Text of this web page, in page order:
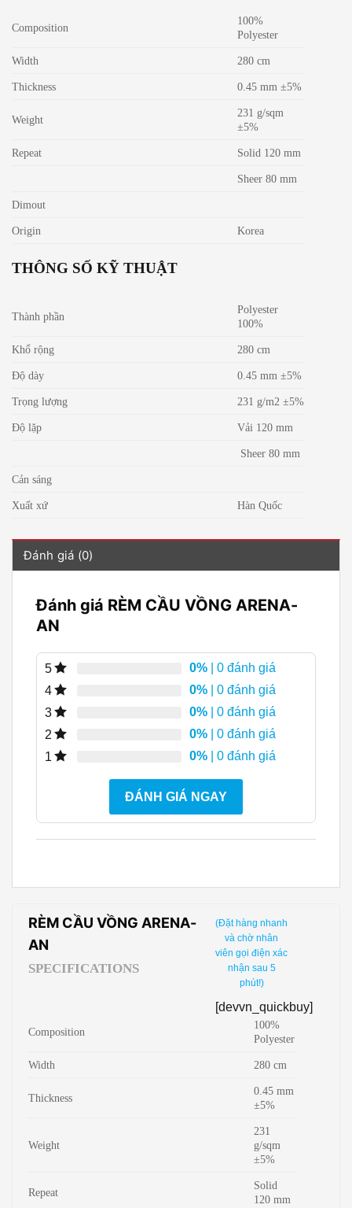
Composition
100%
Polyester
Width 280 cm
Thickness 0.45 mm ±5%
Weight
231 g/sqm
±5%
Repeat Solid 120 mm
Sheer 80 mm
Dimout
Origin Korea
THÔNG SỐ KỸ THUẬT
Thành phần
Polyester
100%
Khổ rộng 280 cm
Độ dày 0.45 mm ±5%
Trọng lượng 231 g/m2 ±5%
Độ lặp Vải 120 mm
Sheer 80 mm
Cản sáng
Xuất xứ Hàn Quốc
Đánh giá (0)
Đánh giá RÈM CẦU VỒNG ARENA-
AN
5 0% | 0 đánh giá
4
0% | 0 đánh giá
3
0% | 0 đánh giá
2
0% | 0 đánh giá
1
0% | 0 đánh giá
ĐÁNH GIÁ NGAY
RÈM CẦU VỒNG ARENA-
AN
SPECIFICATIONS
Composition
100%
Polyester
Width 280 cm
Thickness
0.45 mm
±5%
Weight
231
g/sqm
±5%
Repeat
Solid
120 mm
(Đặt hàng nhanh
và chờ nhân
viên gọi điện xác
nhận sau 5
phút!)
[devvn_quickbuy]